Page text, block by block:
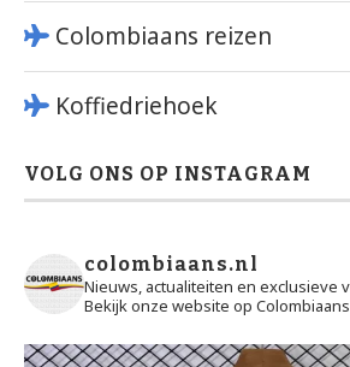
Colombiaans reizen
Koffiedriehoek
VOLG ONS OP INSTAGRAM
colombiaans.nl
Nieuws, actualiteiten en exclusieve
Bekijk onze website op